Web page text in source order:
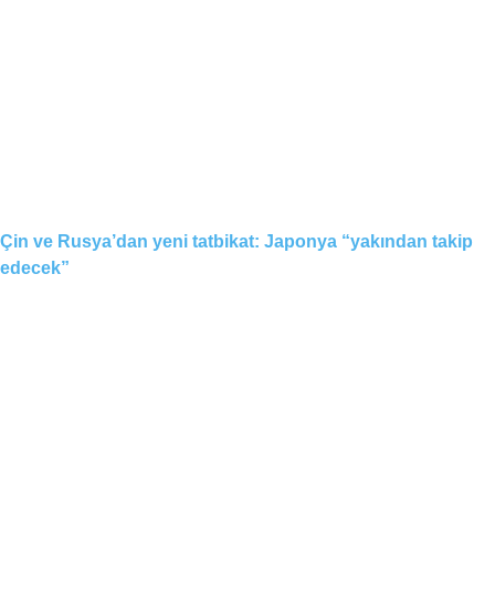
Çin ve Rusya’dan yeni tatbikat: Japonya “yakından takip
edecek”